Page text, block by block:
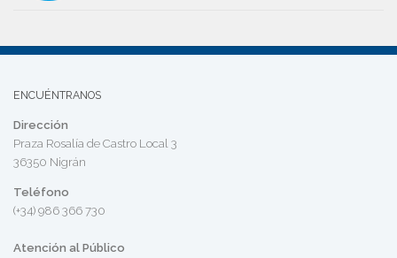
ENCUÉNTRANOS
Dirección
Praza Rosalía de Castro Local 3
36350 Nigrán
Teléfono
(+34) 986 366 730
Atención al Público